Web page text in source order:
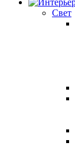
Свет